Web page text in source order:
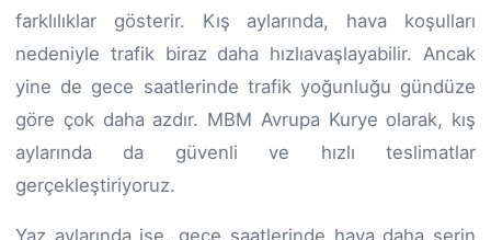
farklılıklar gösterir. Kış aylarında, hava koşulları
nedeniyle trafik biraz daha hızlıavaşlayabilir. Ancak
yine de gece saatlerinde trafik yoğunluğu gündüze
göre çok daha azdır. MBM Avrupa Kurye olarak, kış
aylarında da güvenli ve hızlı teslimatlar
gerçekleştiriyoruz.
Yaz aylarında ise, gece saatlerinde hava daha serin